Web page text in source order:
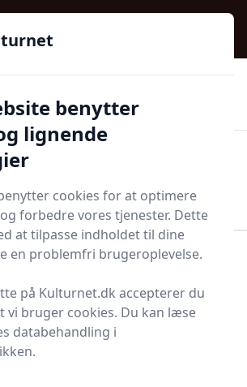
I Livet | Din Kulturguide Siden
Kun godkendte butikker
Sæbe og shampoo
cremesæber og
15
benytter
lignende
cookies for at optimere
forbedre vores tjenester. Dette
at tilpasse indholdet til dine
en problemfri brugeroplevelse.
på Kulturnet.dk accepterer du
vi bruger cookies. Du kan læse
databehandling i